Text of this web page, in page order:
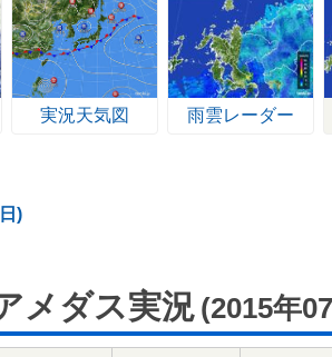
実況天気図 雨雲レーダー
)
メダス実況 (2015年